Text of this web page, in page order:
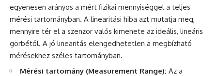
egyenesen arányos a mért fizikai mennyiséggel a teljes
mérési tartományban. A linearitási hiba azt mutatja meg,
mennyire tér el a szenzor valós kimenete az ideális, lineáris
görbétől. A jó linearitás elengedhetetlen a megbízható
mérésekhez széles tartományban.
Mérési tartomány (Measurement Range): Az a